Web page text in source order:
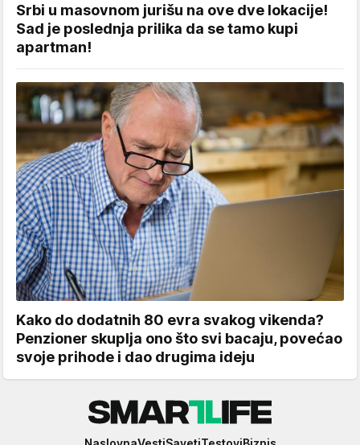
Srbi u masovnom jurišu na ove dve lokacije!
Sad je poslednja prilika da se tamo kupi
apartman!
Kako do dodatnih 80 evra svakog vikenda?
Penzioner skuplja ono što svi bacaju, povećao
svoje prihode i dao drugima ideju